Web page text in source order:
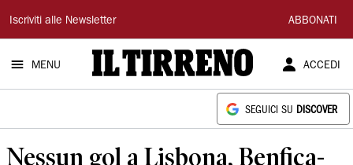
Il
Tirreno
Iscriviti alle Newsletter ABBONATI
MENU ACCEDI
SEGUICI SU DISCOVER
Nessun gol a Lisbona, Benfica-